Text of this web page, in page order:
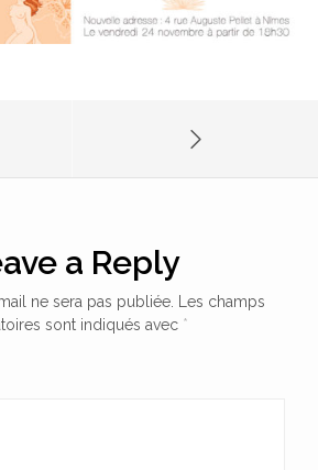
a Reply
ne sera pas publiée.
Les champs
sont indiqués avec *